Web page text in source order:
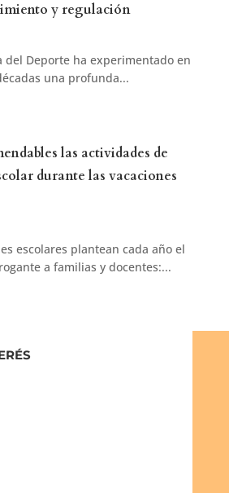
y regulación
del Deporte ha experimentado en
una profunda...
las actividades de
durante las vacaciones
escolares plantean cada año el
a familias y docentes:...